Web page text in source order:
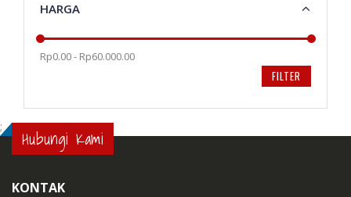
HARGA
Rp0.00 - Rp60.000.00
FILTER
; Hubungi Kami
KONTAK